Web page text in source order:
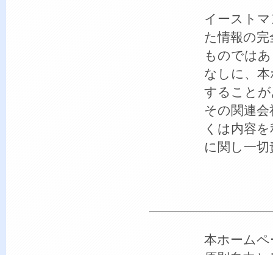
イースト
た情報の
ものでは
なしに、
すること
その関連
くは内容
に関し一
本ホーム